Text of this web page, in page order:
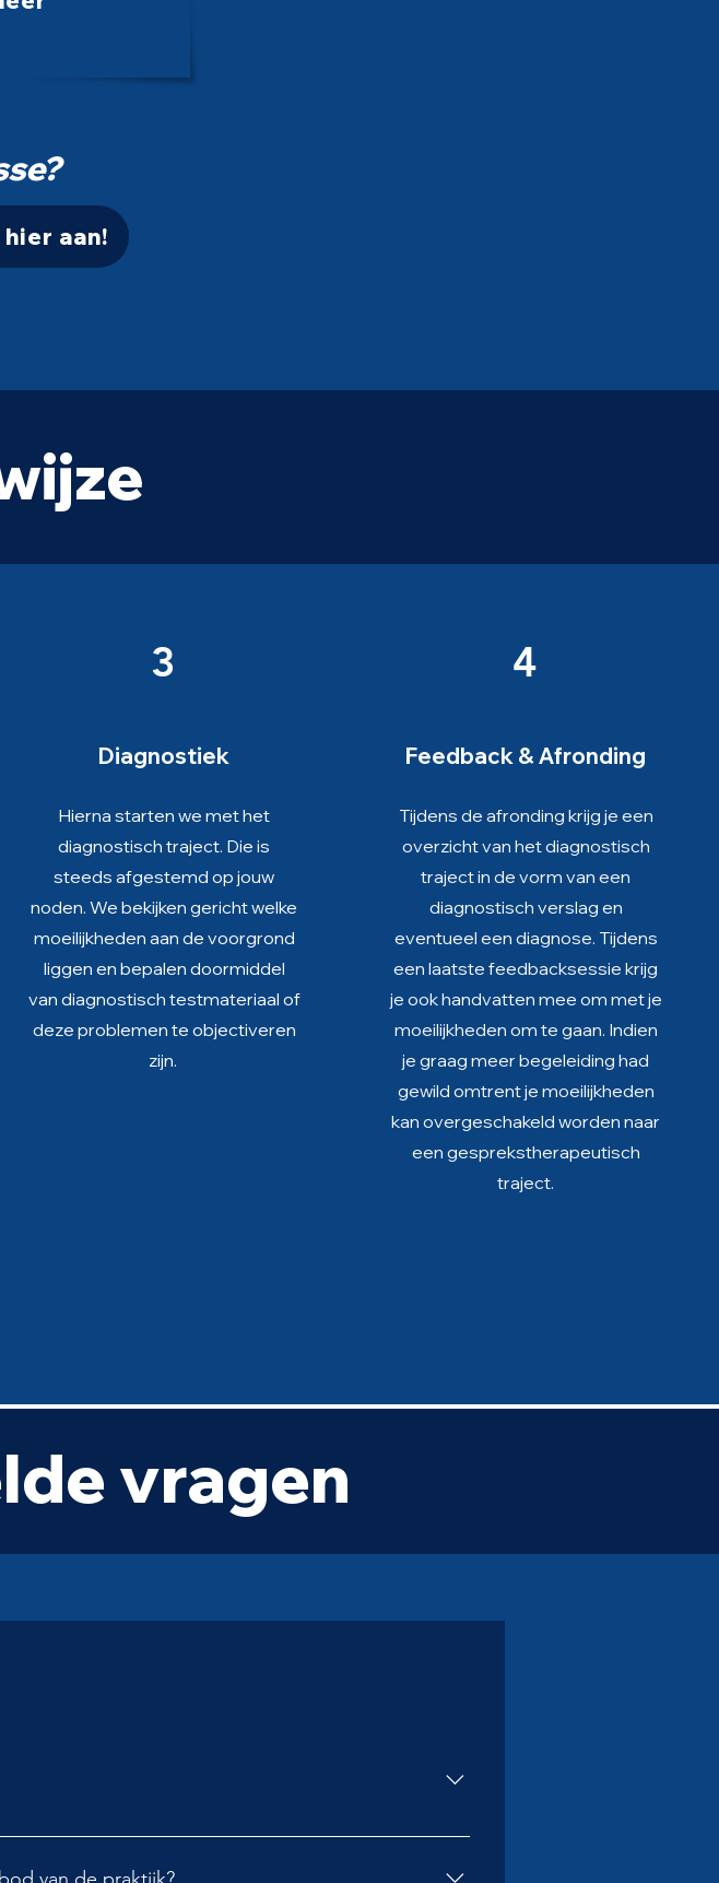
aan!
3
Diagnostiek
Hierna starten we met het
diagnostisch traject. Die is
steeds afgestemd op jouw
noden. We bekijken gericht welke
moeilijkheden aan de voorgrond
liggen en bepalen doormiddel
van diagnostisch testmateriaal of
deze problemen te objectiveren
zijn.
4
Feedback & Afronding
Tijdens de afronding krijg je een
overzicht van het diagnostisch
traject in de vorm van een
diagnostisch verslag en
eventueel een diagnose. Tijdens
een laatste feedbacksessie krijg
je ook handvatten mee om met je
moeilijkheden om te gaan. Indien
je graag meer begeleiding had
gewild omtrent je moeilijkheden
kan overgeschakeld worden naar
een gesprekstherapeutisch
traject.
over de aard, oorsprong of samenhang van
vragen